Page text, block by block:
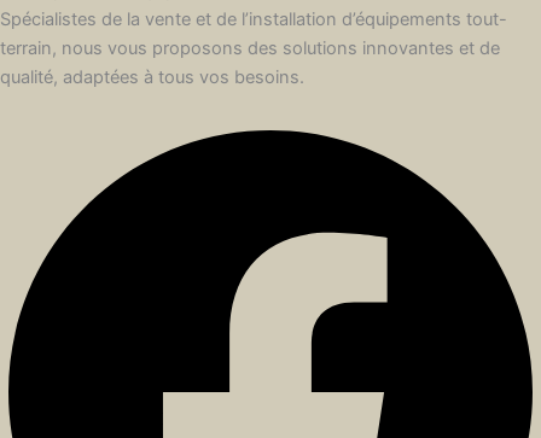
Spécialistes de la vente et de l’installation d’équipements tout-
terrain, nous vous proposons des solutions innovantes et de
qualité, adaptées à tous vos besoins.